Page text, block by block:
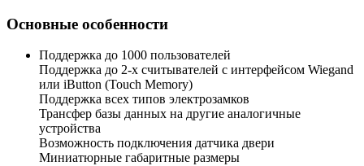
Основные особенности
Поддержка до 1000 пользователей
Поддержка до 2-х считывателей с интерфейсом Wiegand
или iButton (Touch Memory)
Поддержка всех типов электрозамков
Трансфер базы данных на другие аналогичные
устройства
Возможность подключения датчика двери
Миниатюрные габаритные размеры